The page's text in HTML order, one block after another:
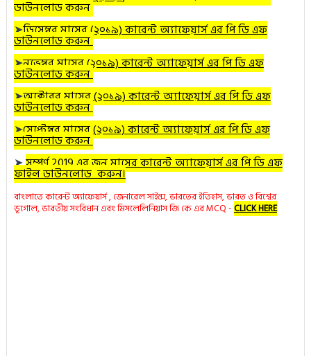
ডাউনলোড করুন
➤ডিসেম্বরমাসের (২০১৯) কারেন্ট অ্যাফেয়ার্স এর পি ডি এফ
ডাউনলোড করুন
➤নভেম্বরমাসের (২০১৯) কারেন্ট অ্যাফেয়ার্স এর পি ডি এফ
ডাউনলোড করুন
➤অক্টোবরমাসের (২০১৯) কারেন্ট অ্যাফেয়ার্স এর পি ডি এফ
ডাউনলোড করুন
➤সেপ্টেম্বর মাসের (২০১৯) কারেন্ট অ্যাফেয়ার্স এর পি ডি এফ
ডাউনলোড করুন
➤সম্পূর্ণ 2019 এর জুন মাসের কারেন্ট অ্যাফেয়ার্স এর পি ডি এফ
ফাইল ডাউনলোড করুন।
বাংলাতে কারেন্ট অ্যাফেয়ার্স , জেনারেল সাইন্স, ভারতের ইতিহাস, ভারত ও বিশ্বের
ভূগোল, ভারতীয় সংবিধান এবং মিসলেলিনিয়াস জি কে এর MCQ -CLICK HERE